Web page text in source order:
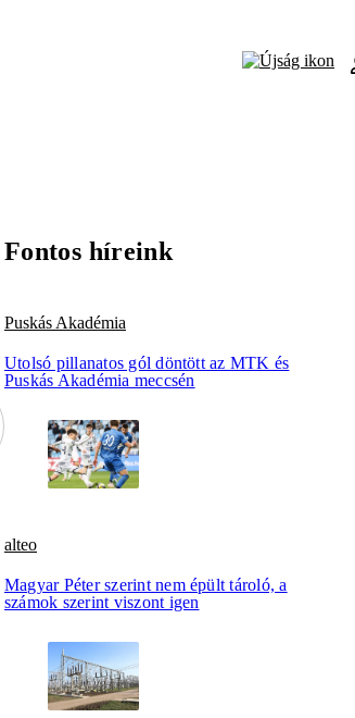
Fontos híreink
Puskás Akadémia
Utolsó pillanatos gól döntött az MTK és
Puskás Akadémia meccsén
alteo
Magyar Péter szerint nem épült tároló, a
számok szerint viszont igen